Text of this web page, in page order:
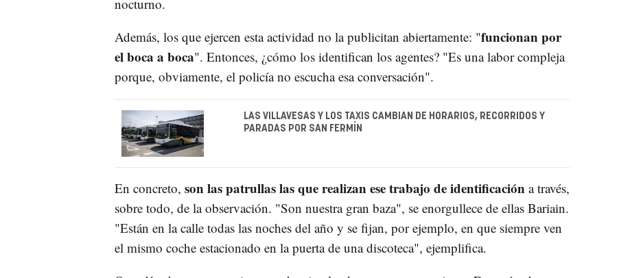
nocturno.
Además, los que ejercen esta actividad no la publicitan abiertamente: "funcionan por
el boca a boca". Entonces, ¿cómo los identifican los agentes? "Es una labor compleja
porque, obviamente, el policía no escucha esa conversación".
LAS VILLAVESAS Y LOS TAXIS CAMBIAN DE HORARIOS, RECORRIDOS Y
PARADAS POR SAN FERMÍN
En concreto, son las patrullas las que realizan ese trabajo de identificación a través,
sobre todo, de la observación. "Son nuestra gran baza", se enorgullece de ellas Bariain.
"Están en la calle todas las noches del año y se fijan, por ejemplo, en que siempre ven
el mismo coche estacionado en la puerta de una discoteca", ejemplifica.